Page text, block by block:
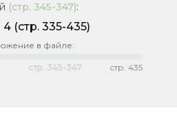
(стр. 345-347):
4 (cтр. 335-435)
в файле:
стр. 345-347 стр. 435